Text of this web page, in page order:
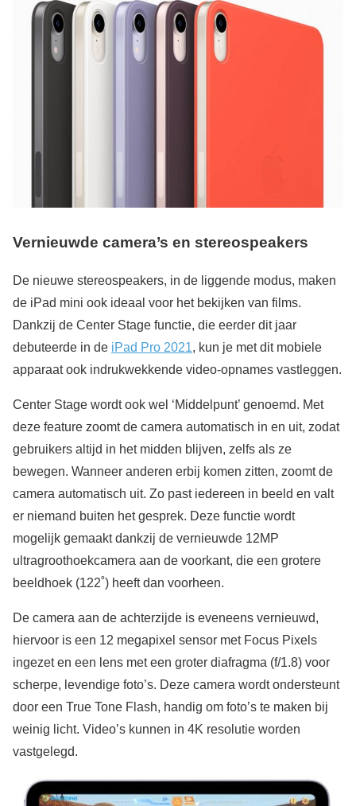
Vernieuwde camera’s en stereospeakers
De nieuwe stereospeakers, in de liggende modus, maken
de iPad mini ook ideaal voor het bekijken van films.
Dankzij de Center Stage functie, die eerder dit jaar
debuteerde in de iPad Pro 2021, kun je met dit mobiele
apparaat ook indrukwekkende video-opnames vastleggen.
Center Stage wordt ook wel ‘Middelpunt’ genoemd. Met
deze feature zoomt de camera automatisch in en uit, zodat
gebruikers altijd in het midden blijven, zelfs als ze
bewegen. Wanneer anderen erbij komen zitten, zoomt de
camera automatisch uit. Zo past iedereen in beeld en valt
er niemand buiten het gesprek. Deze functie wordt
mogelijk gemaakt dankzij de vernieuwde 12MP
ultragroothoekcamera aan de voorkant, die een grotere
beeldhoek (122˚) heeft dan voorheen.
De camera aan de achterzijde is eveneens vernieuwd,
hiervoor is een 12 megapixel sensor met Focus Pixels
ingezet en een lens met een groter diafragma (f/1.8) voor
scherpe, levendige foto’s. Deze camera wordt ondersteunt
door een True Tone Flash, handig om foto’s te maken bij
weinig licht. Video’s kunnen in 4K resolutie worden
vastgelegd.